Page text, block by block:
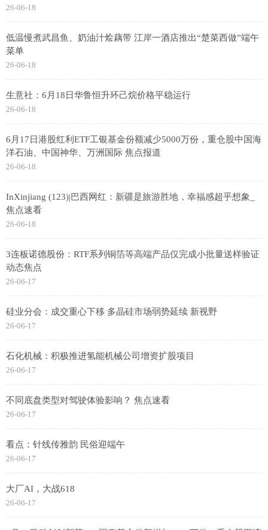
26-06-18
低温慢煮武昌鱼、奶油汁烩藕带 江岸一酒店推出“楚菜西做”端午
菜单
26-06-18
生意社：6月18日华鲁恒升环己烷价格平稳运行
26-06-18
6月17日港股红利ETF工银基金份额减少5000万份，重仓股中国海
洋石油、中国神华、万洲国际 焦点报道
26-06-18
InXinjiang (123)|巴西网红：新疆是旅游胜地，幸福感超乎想象_
焦点速看
26-06-18
3连板诺德股份：RTF系列铜箔等高端产品仅完成小批量送样验证
动态焦点
26-06-17
硅业分会：成交重心下移 多晶硅市场弱势延续 新视野
26-06-17
石化机械：积极推进氢能机械公司增资扩股项目
26-06-17
不同底盘类型对驾驶体验影响？ 焦点速看
26-06-17
看点：针线传雅韵 民俗迎端午
26-06-17
大厂AI，大战618
26-06-17